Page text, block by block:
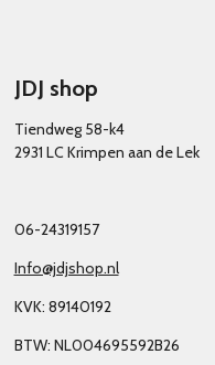
JDJ shop
Tiendweg 58-k4
2931 LC Krimpen aan de Lek
06-24319157
Info@jdjshop.nl
KVK: 89140192
BTW: NL004695592B26